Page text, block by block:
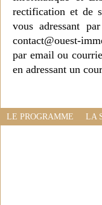
rectification et de
vous adressant
contact@ouest-
par email ou
en adressant un
LE PROGRAMME LA